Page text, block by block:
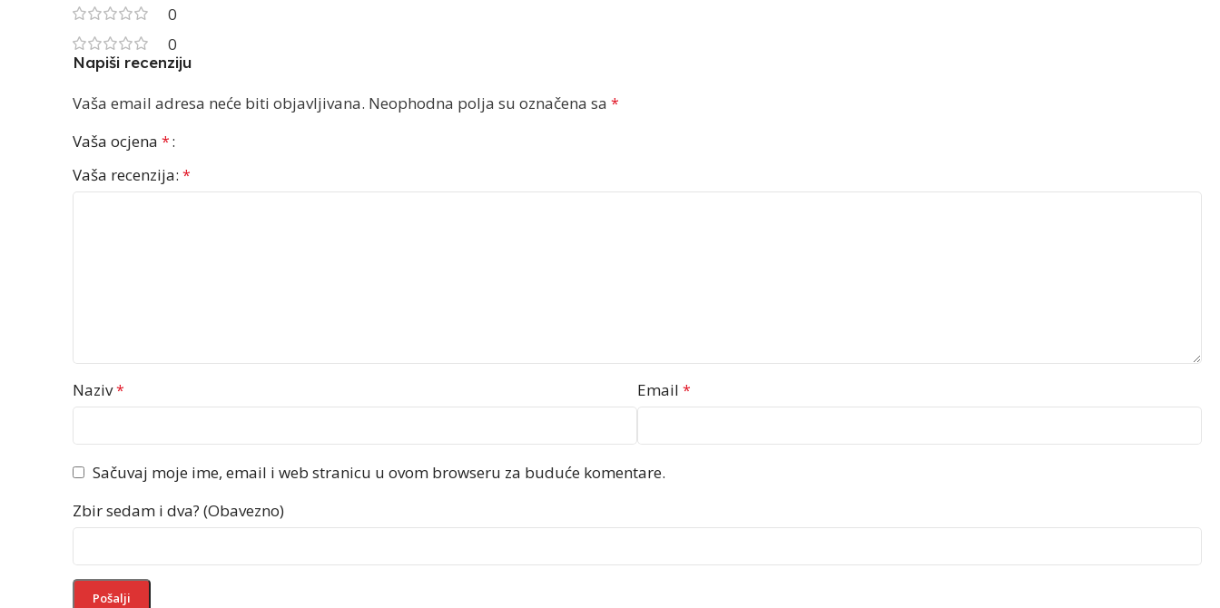
0
0
Napiši recenziju
Vaša email adresa neće biti objavljivana. Neophodna polja su označena sa *
Vaša ocjena *
Vaša recenzija: *
Naziv* Email *
Sačuvaj moje ime, email i web stranicu u ovom browseru za buduće komentare.
Zbir sedam i dva? (Obavezno)